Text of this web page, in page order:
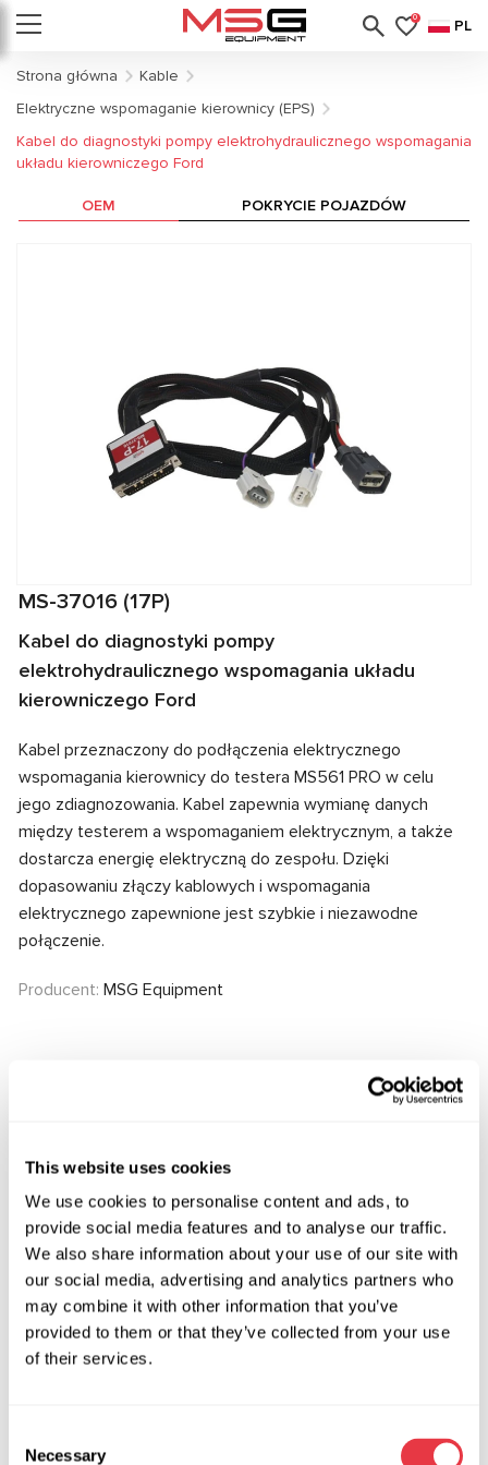
This website uses cookies
We use cookies to personalise content and ads, to
provide social media features and to analyse our traffic.
We also share information about your use of our site with
our social media, advertising and analytics partners who
may combine it with other information that you’ve
provided to them or that they’ve collected from your use
of their services.
Selection
Necessary
0 PL
Strona główna
Kable
Elektryczne wspomaganie kierownicy (EPS)
Kabel do diagnostyki pompy elektrohydraulicznego wspomagania
układu kierowniczego Ford
MS-37016 (17P)
Kabel do diagnostyki pompy
elektrohydraulicznego wspomagania układu
kierowniczego Ford
Kabel przeznaczony do podłączenia elektrycznego
wspomagania kierownicy do testera MS561 PRO w celu
jego zdiagnozowania. Kabel zapewnia wymianę danych
między testerem a wspomaganiem elektrycznym, a także
dostarcza energię elektryczną do zespołu. Dzięki
dopasowaniu złączy kablowych i wspomagania
elektrycznego zapewnione jest szybkie i niezawodne
połączenie.
Producent: MSG Equipment
OEM POKRYCIE POJAZDÓW
OEM
MS3701617P, 04551600, 04551700, 04551701, 04551702,
04551705, 04551800, 04551900, 1223847, 1230306,
1306015, 1307351, 1311236, 1318138, 1329715, 1340656,
1345912, 1355114, 1357374, 1359552, 1364843, 1370305,
1381586, 1419823, 1420184, 1430017, 1440414, 1450989,
145189, 1466169, 1469601, 1475137, 1475253, 150344,
1680691, 1701794, 1708804, 1709121, 1730809, 1736876,